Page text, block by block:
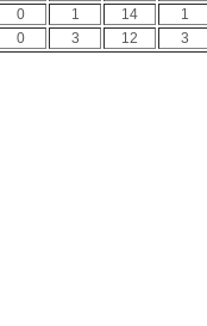
0 1 14
1
0 3 12 3